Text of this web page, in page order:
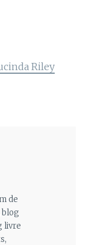
Riley
de
blog
livre
,